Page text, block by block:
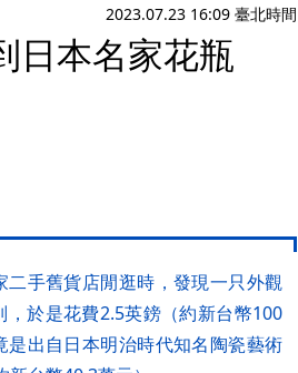
2023.07.23 16:09 臺北時間
日本名家花瓶
手舊貨店閒逛時，發現一只外觀
於是花費2.5英鎊（約新台幣100
出自日本明治時代知名陶瓷藝術